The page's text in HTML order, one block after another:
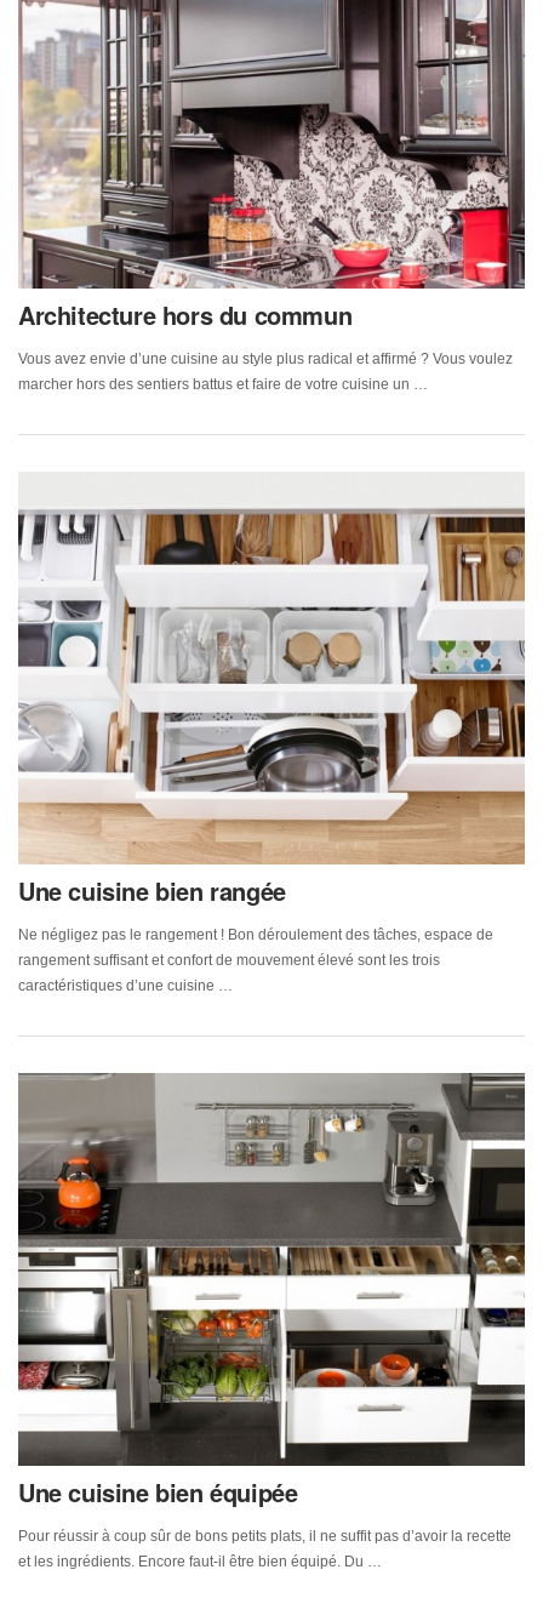
Architecture hors du commun
Vous avez envie d’une cuisine au style plus radical et affirmé ? Vous voulez
marcher hors des sentiers battus et faire de votre cuisine un …
Une cuisine bien rangée
Ne négligez pas le rangement ! Bon déroulement des tâches, espace de
rangement suffisant et confort de mouvement élevé sont les trois
caractéristiques d’une cuisine …
Une cuisine bien équipée
Pour réussir à coup sûr de bons petits plats, il ne suffit pas d’avoir la recette
et les ingrédients. Encore faut-il être bien équipé. Du …